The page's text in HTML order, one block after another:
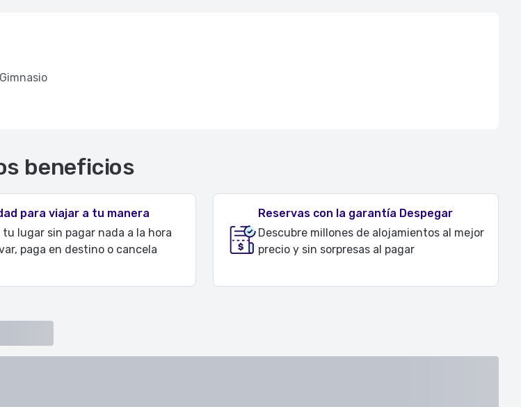
Gimnasio
beneficios
para viajar a tu manera
lugar sin pagar nada a la hora
paga en destino o cancela
Reservas con la garantía Despegar
Descubre millones de alojamientos al mejor
precio y sin sorpresas al pagar